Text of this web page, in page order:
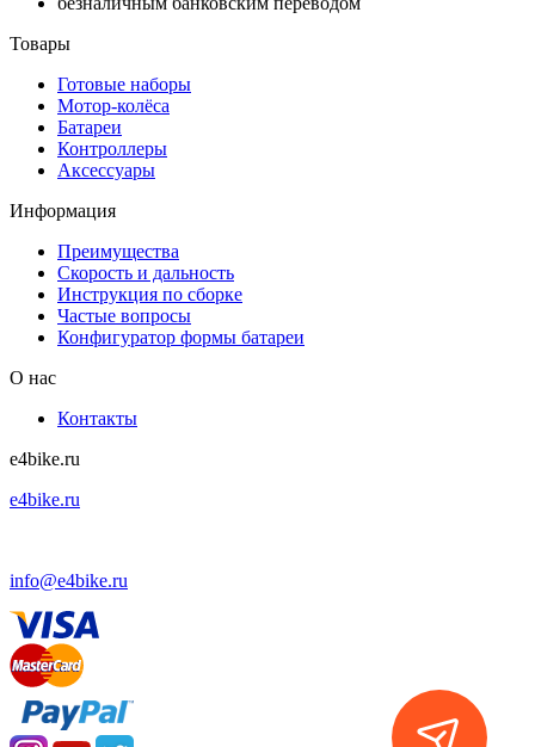
Товары
Готовые наборы
Мотор-колёса
Батареи
Контроллеры
Аксессуары
Информация
Преимущества
Скорость и дальность
Инструкция по сборке
Частые вопросы
Конфигуратор формы батареи
О нас
Контакты
e4bike.ru
e4bike.ru
info@e4bike.ru